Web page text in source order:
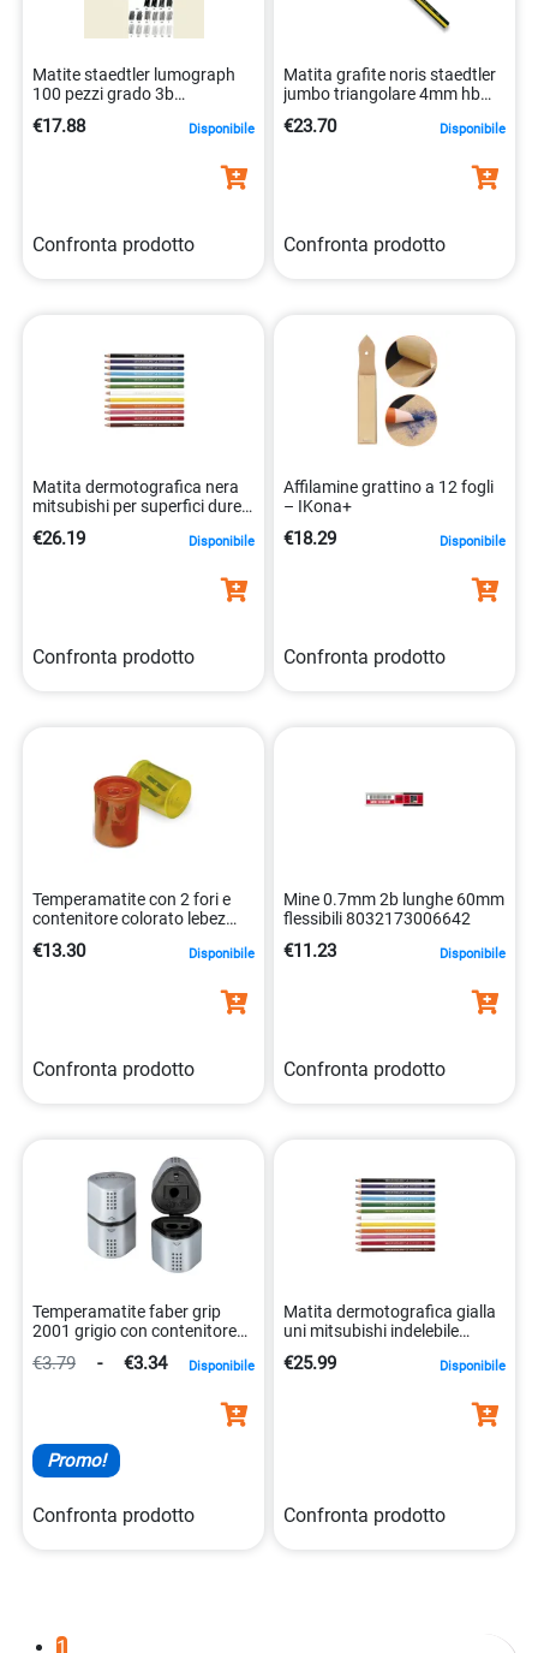
Matite staedtler lumograph
100 pezzi grado 3b
4007817104781
€17.88 Disponibile
Confronta prodotto
Matita grafite noris staedtler
jumbo triangolare 4mm hb
56353cnf01
€23.70 Disponibile
Confronta prodotto
Matita dermotografica nera
mitsubishi per superfici dure
4902778005668
€26.19 Disponibile
Confronta prodotto
Affilamine grattino a 12 fogli
– IKona+
€18.29 Disponibile
Confronta prodotto
Temperamatite con 2 fori e
contenitore colorato lebez
4007593413107
€13.30 Disponibile
Confronta prodotto
Mine 0.7mm 2b lunghe 60mm
flessibili 8032173006642
€11.23 Disponibile
Confronta prodotto
Temperamatite faber grip
2001 grigio con contenitore
ergonomico 4005401838005
€3.79 €3.34 Disponibile
Promo!
Confronta prodotto
Matita dermotografica gialla
uni mitsubishi indelebile
4902778005569
€25.99 Disponibile
Confronta prodotto
1